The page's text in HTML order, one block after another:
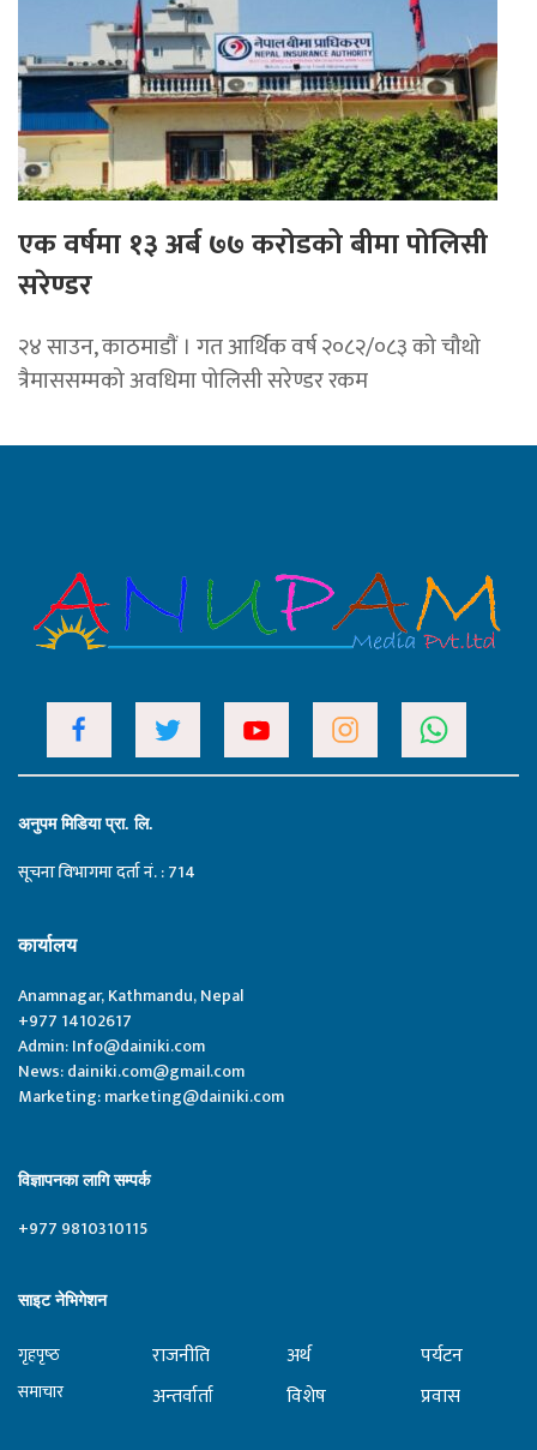
एक वर्षमा १३ अर्ब ७७ करोडको बीमा पोलिसी
सरेण्डर
२४ साउन, काठमाडाैं । गत आर्थिक वर्ष २०८२/०८३ को चौथो
त्रैमाससम्मको अवधिमा पोलिसी सरेण्डर रकम
अनुपम मिडिया प्रा. लि.
सूचना विभागमा दर्ता नं. : 714
कार्यालय
Anamnagar, Kathmandu, Nepal
+977 14102617
Admin:Info@dainiki.com
News:dainiki.com@gmail.com
Marketing:marketing@dainiki.com
विज्ञापनका लागि सम्पर्क
+977 9810310115
साइट नेभिगेशन
गृहपृष्‍ठ
समाचार
राजनीति
अन्तर्वार्ता
अर्थ
विशेष
पर्यटन
प्रवास